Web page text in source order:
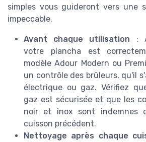
simples vous guideront vers une
impeccable.
Avant chaque utilisation :
votre plancha est
modèle Adour Modern ou
un contrôle des brûleurs, qu'il
électrique ou gaz. Vérifiez
gaz est sécurisée et que les
noir et inox sont indemnes
cuisson précédent.
Nettoyage après chaque